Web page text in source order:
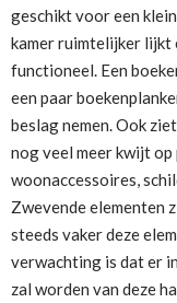
geschikt voor een
kamer ruimtelijker lijkt
functioneel. Een
een paar
beslag nemen. Ook
nog veel meer kwijt op
woonaccessoires,
Zwevende elementen
steeds vaker deze
verwachting is dat er
zal worden van deze